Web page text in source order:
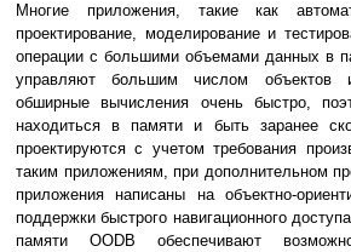
Многие приложения, такие как
проектирование, моделирование и
операции с большими объемами данных в
управляют большим числом объектов
обширные вычисления очень быстро,
находиться в памяти и быть заранее
проектируются с учетом требования
таким приложениям, при дополнительном
приложения написаны на объектно-
поддержки быстрого навигационного
памяти OODB обеспечивают